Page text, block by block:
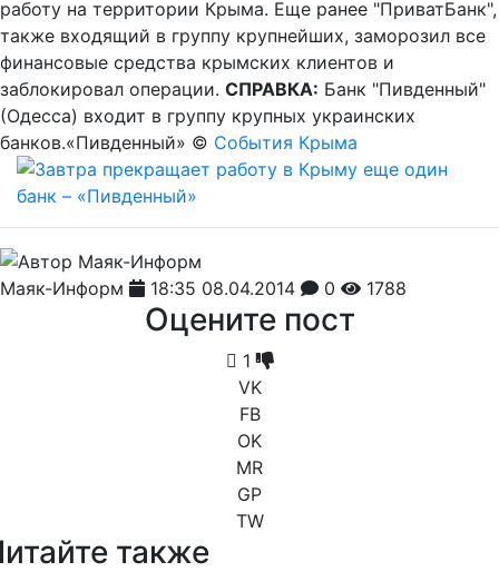
работу на территории Крыма. Еще ранее "ПриватБанк",
также входящий в группу крупнейших, заморозил все
финансовые средства крымских клиентов и
заблокировал операции. СПРАВКА: Банк "Пивденный"
(Одесса) входит в группу крупных украинских
банков.«Пивденный» © События Крыма
Маяк-Информ 18:35 08.04.2014 0 1788
Оцените пост
1
VK
FB
OK
MR
GP
TW
также